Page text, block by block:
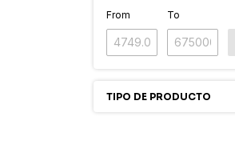
From To
TIPO DE PRODUCTO